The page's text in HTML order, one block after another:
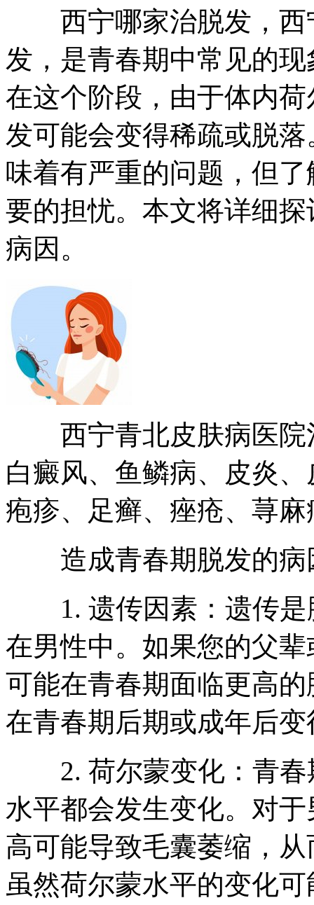
西宁哪家治脱发，西
发，是青春期中常见的
在这个阶段，由于体内
发可能会变得稀疏或脱
味着有严重的问题，但
要的担忧。本文将详细
病因。
西宁青北皮肤病医院
白癜风、鱼鳞病、皮炎
疱疹、足癣、痤疮、荨
造成青春期脱发的病
1. 遗传因素：遗传是
在男性中。如果您的父
可能在青春期面临更高
在青春期后期或成年后
2. 荷尔蒙变化：青春
水平都会发生变化。对
高可能导致毛囊萎缩，
虽然荷尔蒙水平的变化